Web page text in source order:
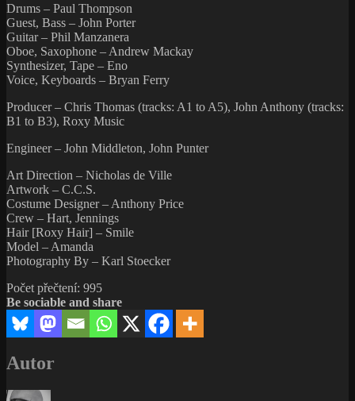
Drums – Paul Thompson
Guest, Bass – John Porter
Guitar – Phil Manzanera
Oboe, Saxophone – Andrew Mackay
Synthesizer, Tape – Eno
Voice, Keyboards – Bryan Ferry
Producer – Chris Thomas (tracks: A1 to A5), John Anthony (tracks:
B1 to B3), Roxy Music
Engineer – John Middleton, John Punter
Art Direction – Nicholas de Ville
Artwork – C.C.S.
Costume Designer – Anthony Price
Crew – Hart, Jennings
Hair [Roxy Hair] – Smile
Model – Amanda
Photography By – Karl Stoecker
Počet přečtení: 995
Be sociable and share
Autor